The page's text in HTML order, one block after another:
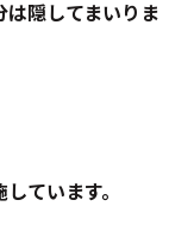
は隠してまいりま
ています。